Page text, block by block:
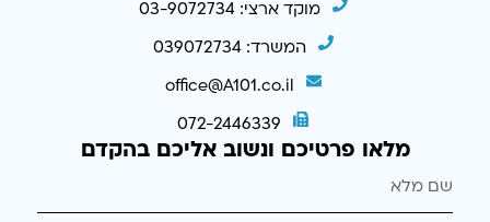
מוקד ארצי: 03-9072734
המשרד: 039072734
office@A101.co.il
072-2446339
מלאו פרטיכם ונשוב אליכם בהקדם